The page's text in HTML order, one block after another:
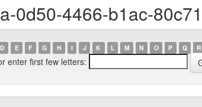
0d50-4466-b1ac-
D E F G H I J K L M N O P Q R
enter first few letters: